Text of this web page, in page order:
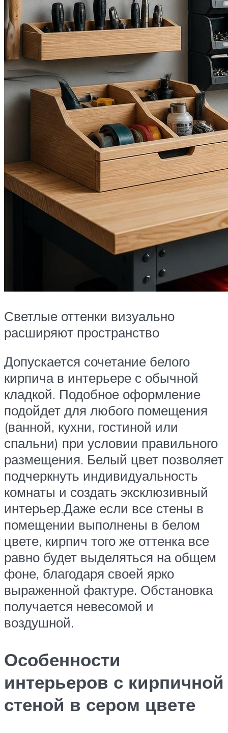
Светлые оттенки визуально
расширяют пространство
Допускается сочетание белого
кирпича в интерьере с обычной
кладкой. Подобное оформление
подойдет для любого помещения
(ванной, кухни, гостиной или
спальни) при условии правильного
размещения. Белый цвет позволяет
подчеркнуть индивидуальность
комнаты и создать эксклюзивный
интерьер.Даже если все стены в
помещении выполнены в белом
цвете, кирпич того же оттенка все
равно будет выделяться на общем
фоне, благодаря своей ярко
выраженной фактуре. Обстановка
получается невесомой и
воздушной.
Особенности
интерьеров с кирпичной
стеной в сером цвете